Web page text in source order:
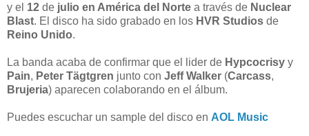
y el 12 de julio en América del Norte a través de Nuclear
Blast. El disco ha sido grabado en los HVR Studios de
Reino Unido.
La banda acaba de confirmar que el lider de Hypcocrisy y
Pain, Peter Tägtgren junto con Jeff Walker (Carcass,
Brujeria) aparecen colaborando en el álbum.
Puedes escuchar un sample del disco en AOL Music